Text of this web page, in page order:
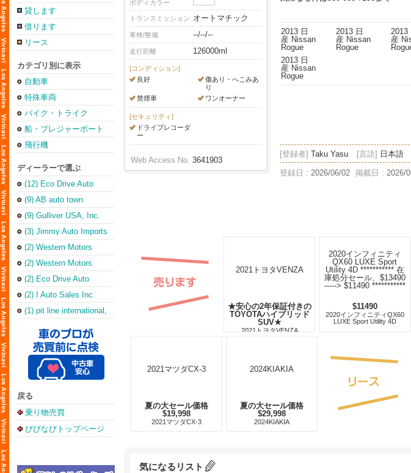
貸します
借ります
リース
カテゴリ別に表示
自動車
特殊車両
バイク・トライク
船・プレジャーボート
飛行機
ディーラーで選ぶ
(12) Eco Drive Auto
Sales & Repair
(Torrance Office)
(9) AB auto town
(9) Gulliver USA, Inc.
(3) Jimmy Auto Imports
(2) Western Motors
(2) Western Motors
(2) Eco Drive Auto
Sales & Leasing Inc
(2) I Auto Sales Inc.
(1) pit line international,
inc.
戻る
乗り物売買
びびなびトップページ
ボディカラー
トランスミッション オートマチック
車検/整備 --/--/--
走行距離 126000ml
[コンディション]
良好
傷あり・へこみあ
り
禁煙車
ワンオーナー
[セキュリティ]
ドライブレコーダ
ー
Web Access No. 3641903
[登録者] Taku Yasu [言語] 日本語
登録日 : 2026/06/02 掲載日 : 2026/
★安心の2年保証付きの
TOYOTAハイブリッド
SUV★
2021トヨタVENZA
$11490
2020インフィニティQX60
LUXE Sport Utility 4D
$13490 -----> $11490
夏の大セール価格
$19,998
2021マツダCX-3
夏の大セール価格
$29,998
2024KIAKIA
気になるリスト